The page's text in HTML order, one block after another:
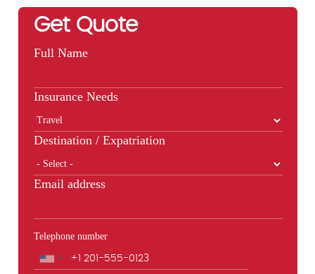
Get Quote
Full Name
Insurance Needs
Destination / Expatriation
Email address
Telephone number
Phone